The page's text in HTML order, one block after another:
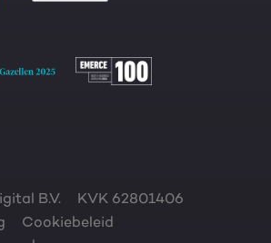
B.V.
KVK 62801406
Cookiebeleid